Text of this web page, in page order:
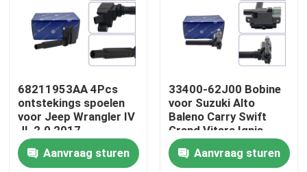
Huis
68211953AA 4Pcs
ontstekings spoelen
voor Jeep Wrangler IV
JL 2.0 2017-
Cherokee 2018 Alfa
Romeo 2.0
Aanvraag sturen
33400-62J00 Bobine
voor Suzuki Alto
Baleno Carry Swift
Grand Vitara Ignis
Wagon Liana 2009-
2012Aanvraag sturen